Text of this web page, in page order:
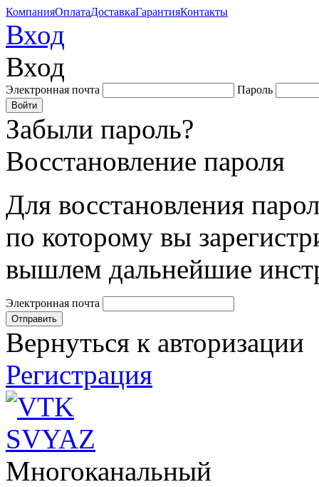
КомпанияОплатаДоставкаГарантияКонтакты
Вход
Вход
Электронная почта Пароль
Забыли пароль?
Восстановление пароля
Для восстановления
по которому вы
вышлем дальнейшие
Электронная почта
Вернуться к авторизации
Регистрация
Многоканальный